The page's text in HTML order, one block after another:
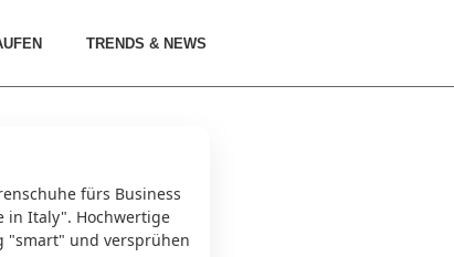
TRENDS & NEWS
fürs Business
in Italy". Hochwertige
"smart" und versprühen